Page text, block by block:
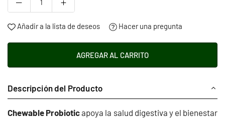
Añadir a la lista de deseos Hacer una pregunta
AGREGAR AL CARRITO
Descripción del Producto
Chewable Probioticapoya la salud digestiva y el bienestar